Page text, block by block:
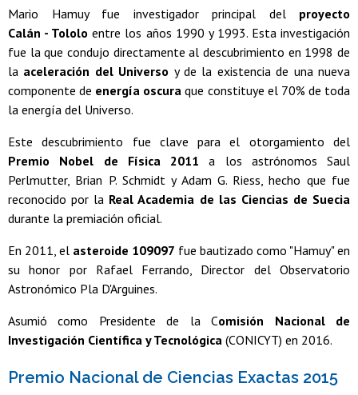
Mario Hamuy fue investigador principal del proyecto
Calán - Tololo entre los años 1990 y 1993. Esta investigación
fue la que condujo directamente al descubrimiento en 1998 de
la aceleración del Universo y de la existencia de una nueva
componente de energía oscura que constituye el 70% de toda
la energía del Universo.
Este descubrimiento fue clave para el otorgamiento del
Premio Nobel de Física 2011 a los astrónomos Saul
Perlmutter, Brian P. Schmidt y Adam G. Riess, hecho que fue
reconocido por la Real Academia de las Ciencias de Suecia
durante la premiación oficial.
En 2011, el asteroide 109097 fue bautizado como "Hamuy" en
su honor por Rafael Ferrando, Director del Observatorio
Astronómico Pla D'Arguines.
Asumió como Presidente de la Comisión Nacional de
Investigación Científica y Tecnológica (CONICYT) en 2016.
Premio Nacional de Ciencias Exactas 2015